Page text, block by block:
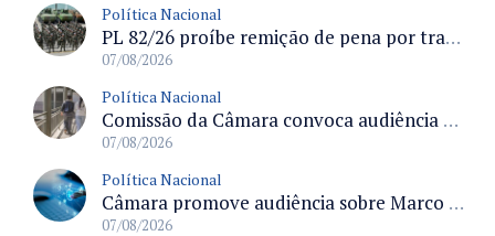
Política Nacional
PL 82/26 proíbe remição de pena por trabalho em funções militares para condenados por crimes contra o Estado Democrático de Direito
07/08/2026
Política Nacional
Comissão da Câmara convoca audiência para discutir misoginia nas escolas e universidades após divulgação de listas misóginas
07/08/2026
Política Nacional
Câmara promove audiência sobre Marco de Fomento à Economia Digital e impactos da inteligência artificial
07/08/2026